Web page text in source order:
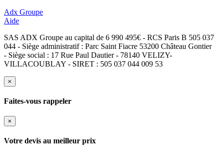
Adx Groupe
Aide
SAS ADX Groupe au capital de 6 990 495€ - RCS Paris B 505 037
044 - Siège administratif : Parc Saint Fiacre 53200 Château Gontier
- Siège social : 17 Rue Paul Dautier - 78140 VELIZY-
VILLACOUBLAY - SIRET : 505 037 044 009 53
×
Faites-vous rappeler
×
Votre devis au meilleur prix